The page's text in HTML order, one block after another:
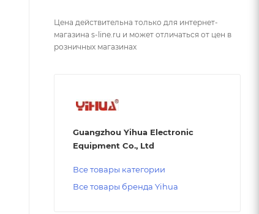
Цена действительна только для интернет-
магазина s-line.ru и может отличаться от цен в
розничных магазинах
Guangzhou Yihua Electronic
Equipment Co., Ltd
Все товары категории
Все товары бренда Yihua